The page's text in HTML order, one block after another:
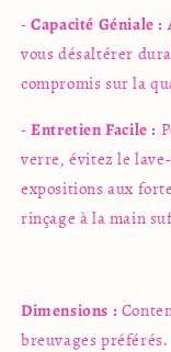
-Capacité Géniale :
vous désaltérer
compromis sur la
-Entretien Facile :
verre, évitez le
expositions aux
rinçage à la main
Dimensions :
breuvages préférés.